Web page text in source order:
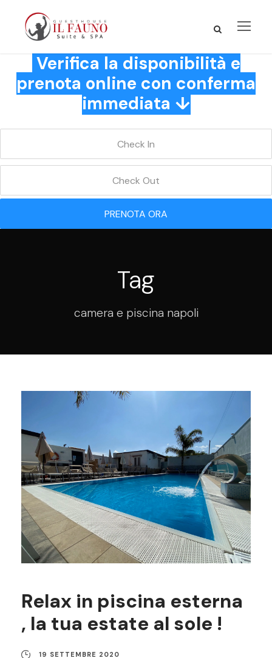
Verifica la disponibilità e
prenota online con conferma
immediata ↓
PRENOTA ORA
Tag
camera e piscina napoli
Relax in piscina esterna
, la tua estate al sole !
19 SETTEMBRE 2020